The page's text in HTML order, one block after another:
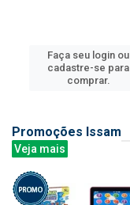
Faça seu login ou
cadastre-se para
comprar.
Promoções Issam
Veja mais